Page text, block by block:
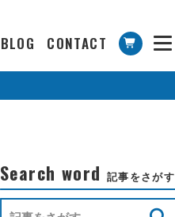
BLOG CONTACT
Search word 記事をさがす